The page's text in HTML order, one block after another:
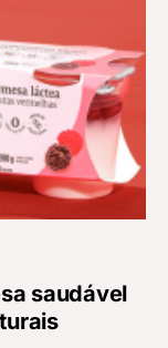
saudável